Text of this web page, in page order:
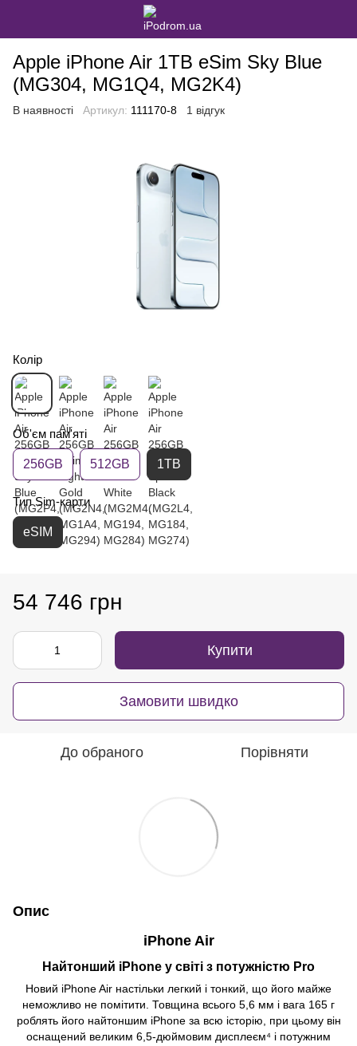
Apple iPhone Air 1TB eSim Sky Blue
(MG304, MG1Q4, MG2K4)
В наявності Артикул: 111170-8 1 відгук
Колір
Об'єм пам'яті
256GB 512GB 1TB
Тип Sim-карти
eSIM
54 746 грн
Купити
Замовити швидко
До обраного Порівняти
Опис
iPhone Air
Найтонший iPhone у світі з потужністю Pro
Новий iPhone Air настільки легкий і тонкий, що його майже
неможливо не помітити. Товщина всього 5,6 мм і вага 165 г
роблять його найтоншим iPhone за всю історію, при цьому він
оснащений великим 6,5-дюймовим дисплеєм⁴ і потужним